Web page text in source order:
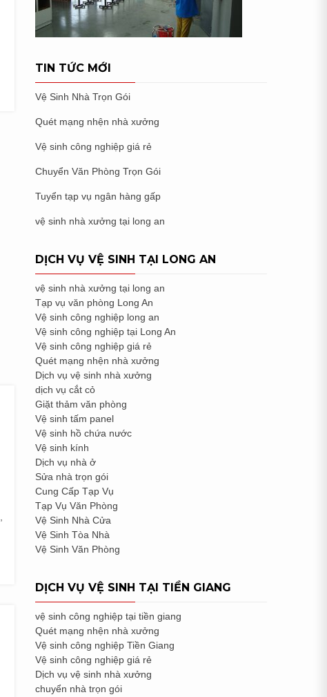
TIN TỨC MỚI
Vệ Sinh Nhà Trọn Gói
Quét mạng nhện nhà xưởng
Vệ sinh công nghiệp giá rẻ
Chuyển Văn Phòng Trọn Gói
Tuyển tạp vụ ngân hàng gấp
vệ sinh nhà xưởng tại long an
DỊCH VỤ VỆ SINH TẠI LONG AN
vệ sinh nhà xưởng tại long an
Tạp vụ văn phòng Long An
Vệ sinh công nghiệp long an
Vệ sinh công nghiệp tại Long An
Vệ sinh công nghiệp giá rẻ
Quét mạng nhện nhà xưởng
Dịch vụ vệ sinh nhà xưởng
dịch vụ cắt cỏ
Giặt thảm văn phòng
Vệ sinh tấm panel
Vệ sinh hồ chứa nước
Vệ sinh kính
Dịch vụ nhà ở
Sửa nhà trọn gói
Cung Cấp Tạp Vụ
Tạp Vụ Văn Phòng
Vệ Sinh Nhà Cửa
Vệ Sinh Tòa Nhà
Vệ Sinh Văn Phòng
DỊCH VỤ VỆ SINH TẠI TIỀN GIANG
vệ sinh công nghiệp tại tiền giang
Quét mạng nhện nhà xưởng
Vệ sinh công nghiệp Tiền Giang
Vệ sinh công nghiệp giá rẻ
Dịch vụ vệ sinh nhà xưởng
chuyển nhà trọn gói